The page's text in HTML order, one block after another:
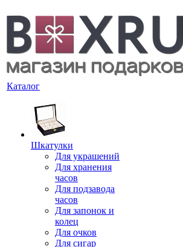
Каталог
Шкатулки
Для украшений
Для хранения
часов
Для подзавода
часов
Для запонок и
колец
Для очков
Для сигар